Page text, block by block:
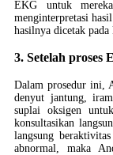
EKG untuk
menginterpretasi
hasilnya dicetak pada
3. Setelah proses
Dalam prosedur ini,
denyut jantung,
suplai oksigen
konsultasikan
langsung
abnormal, maka